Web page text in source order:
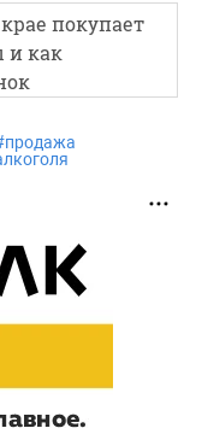
покупает
и как
продажа